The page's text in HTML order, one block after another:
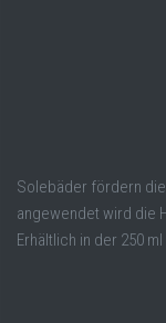
Solebäder fördern
angewendet wird die
Erhältlich in der 250 ml